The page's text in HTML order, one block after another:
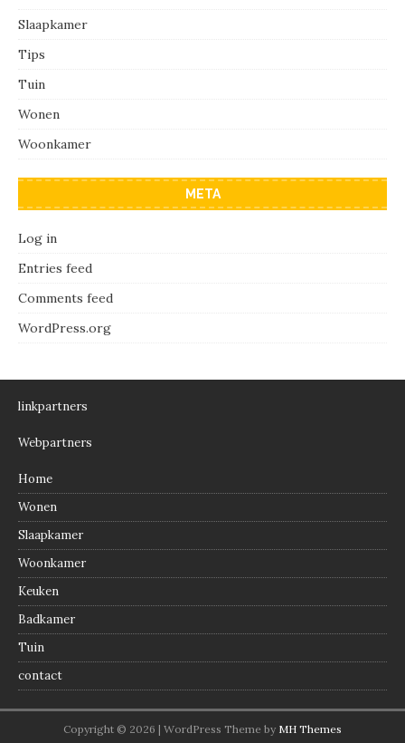
Slaapkamer
Tips
Tuin
Wonen
Woonkamer
META
Log in
Entries feed
Comments feed
WordPress.org
linkpartners
Webpartners
Home
Wonen
Slaapkamer
Woonkamer
Keuken
Badkamer
Tuin
contact
Copyright © 2026 | WordPress Theme by MH Themes